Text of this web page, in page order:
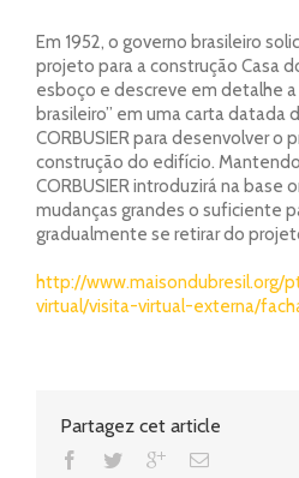
Em 1952, o governo brasileiro
projeto para a construção Casa
esboço e descreve em detalhe
brasileiro” em uma carta datada
CORBUSIER para desenvolver o
construção do edifício.
CORBUSIER introduzirá na base
mudanças grandes o suficiente
gradualmente se retirar do
http://
virtual/visita-virtual-externa/
Partagez cet article